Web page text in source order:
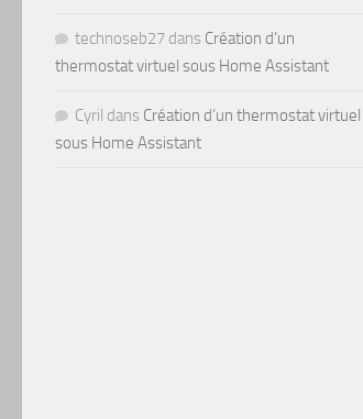
technoseb27 dans Création d’un
thermostat virtuel sous Home Assistant
Cyril dans Création d’un thermostat virtuel
sous Home Assistant